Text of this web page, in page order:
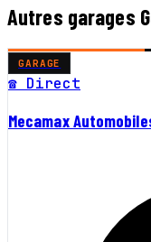
Autres garages
GARAGE
☎ Direct
Mecamax